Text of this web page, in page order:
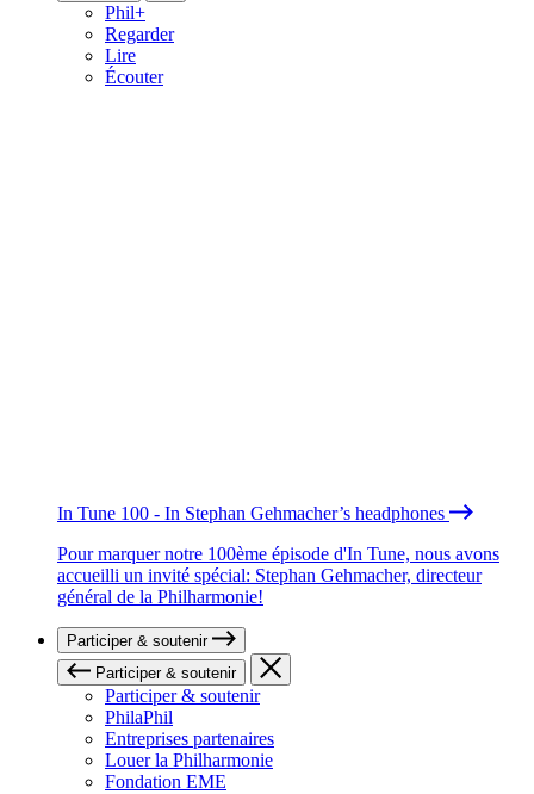
Phil+
Regarder
Lire
Écouter
In Tune 100 - In Stephan Gehmacher’s headphones
Pour marquer notre 100ème épisode d'In Tune, nous avons
accueilli un invité spécial: Stephan Gehmacher, directeur
général de la Philharmonie!
Participer & soutenir
Participer & soutenir
Participer & soutenir
PhilaPhil
Entreprises partenaires
Louer la Philharmonie
Fondation EME